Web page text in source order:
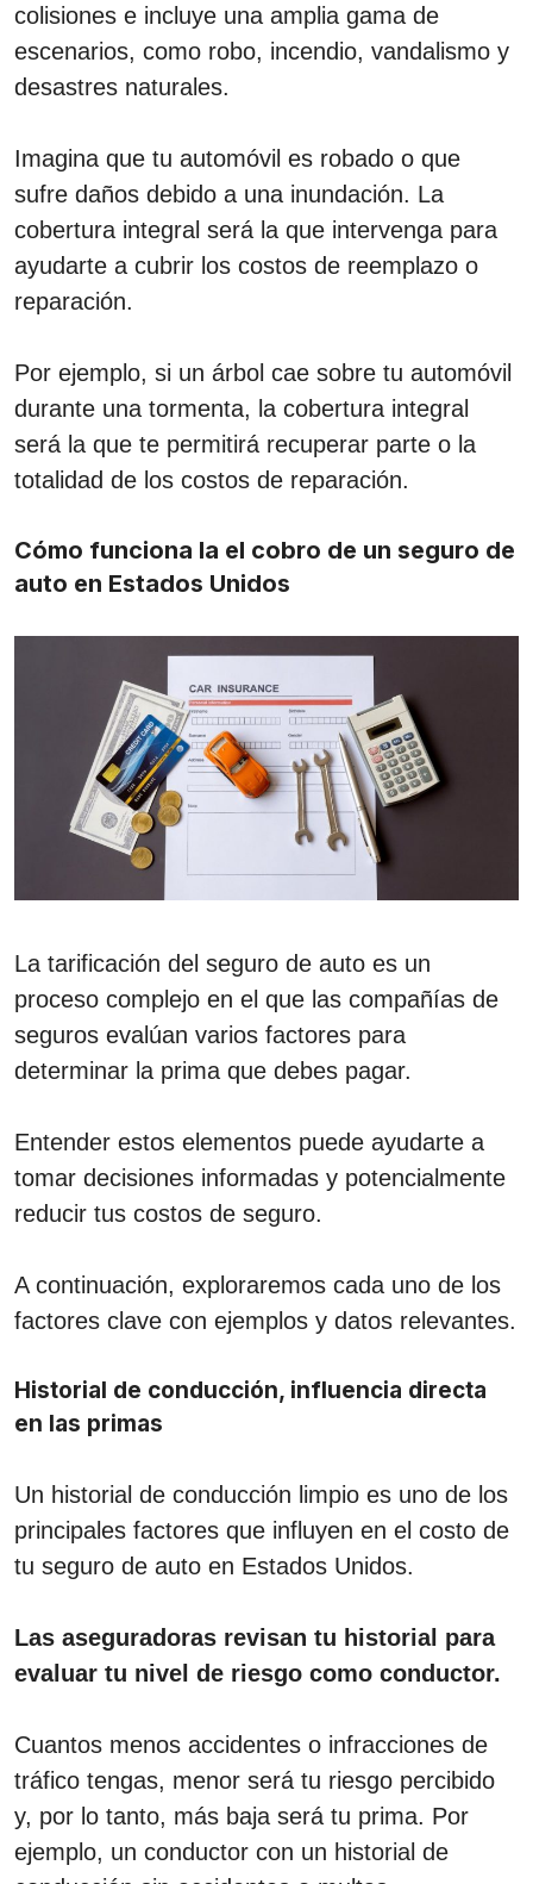
colisiones e incluye una amplia gama de
escenarios, como robo, incendio, vandalismo y
desastres naturales.
Imagina que tu automóvil es robado o que
sufre daños debido a una inundación. La
cobertura integral será la que intervenga para
ayudarte a cubrir los costos de reemplazo o
reparación.
Por ejemplo, si un árbol cae sobre tu automóvil
durante una tormenta, la cobertura integral
será la que te permitirá recuperar parte o la
totalidad de los costos de reparación.
Cómo funciona la el cobro de un seguro de
auto en Estados Unidos
La tarificación del seguro de auto es un
proceso complejo en el que las compañías de
seguros evalúan varios factores para
determinar la prima que debes pagar.
Entender estos elementos puede ayudarte a
tomar decisiones informadas y potencialmente
reducir tus costos de seguro.
A continuación, exploraremos cada uno de los
factores clave con ejemplos y datos relevantes.
Historial de conducción, influencia directa
en las primas
Un historial de conducción limpio es uno de los
principales factores que influyen en el costo de
tu seguro de auto en Estados Unidos.
Las aseguradoras revisan tu historial para
evaluar tu nivel de riesgo como conductor.
Cuantos menos accidentes o infracciones de
tráfico tengas, menor será tu riesgo percibido
y, por lo tanto, más baja será tu prima. Por
ejemplo, un conductor con un historial de